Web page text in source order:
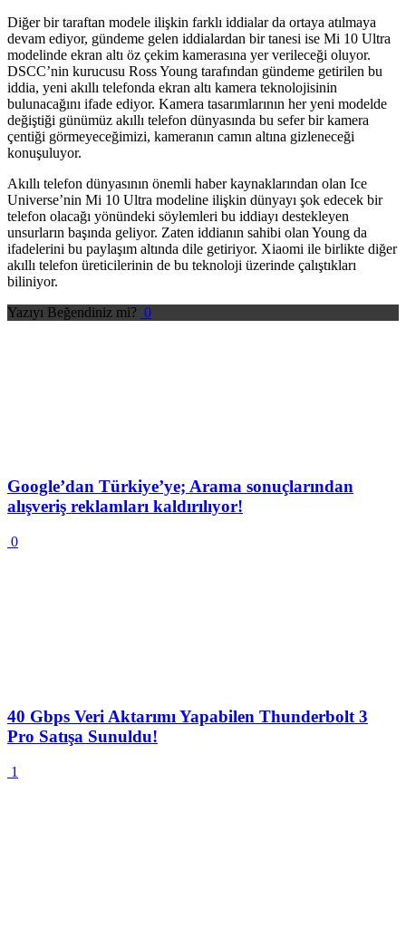
Diğer bir taraftan modele ilişkin farklı iddialar da ortaya atılmaya
devam ediyor, gündeme gelen iddialardan bir tanesi ise Mi 10 Ultra
modelinde ekran altı öz çekim kamerasına yer verileceği oluyor.
DSCC’nin kurucusu Ross Young tarafından gündeme getirilen bu
iddia, yeni akıllı telefonda ekran altı kamera teknolojisinin
bulunacağını ifade ediyor. Kamera tasarımlarının her yeni modelde
değiştiği günümüz akıllı telefon dünyasında bu sefer bir kamera
çentiği görmeyeceğimizi, kameranın camın altına gizleneceği
konuşuluyor.
Akıllı telefon dünyasının önemli haber kaynaklarından olan Ice
Universe’nin Mi 10 Ultra modeline ilişkin dünyayı şok edecek bir
telefon olacağı yönündeki söylemleri bu iddiayı destekleyen
unsurların başında geliyor. Zaten iddianın sahibi olan Young da
ifadelerini bu paylaşım altında dile getiriyor. Xiaomi ile birlikte diğer
akıllı telefon üreticilerinin de bu teknoloji üzerinde çalıştıkları
biliniyor.
Yazıyı Beğendiniz mi? 0
Google’dan Türkiye’ye; Arama sonuçlarından
alışveriş reklamları kaldırılıyor!
0
40 Gbps Veri Aktarımı Yapabilen Thunderbolt 3
Pro Satışa Sunuldu!
1